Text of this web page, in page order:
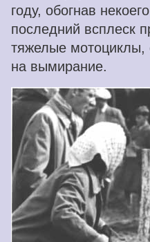
году, обогнав
последний всплеск
тяжелые мотоциклы,
на вымирание.